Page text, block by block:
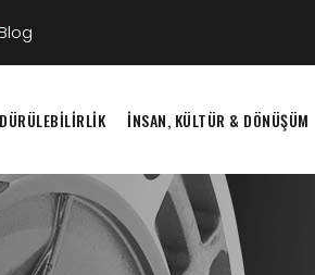
İNSAN, KÜLTÜR & DÖNÜŞÜM